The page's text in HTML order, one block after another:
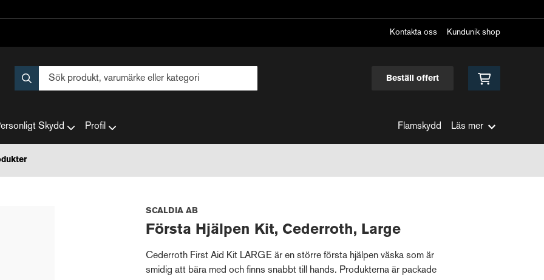
Kontakta oss Kundunik shop
Beställ offert
Skydd Profil Flamskydd Läs mer
SCALDIA AB
Första Hjälpen Kit, Cederroth, Large
Cederroth First Aid Kit LARGE är en större första hjälpen väska som är
smidig att bära med och finns snabbt till hands. Produkterna är packade